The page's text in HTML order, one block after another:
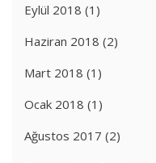
Eylül 2018 (1)
Haziran 2018 (2)
Mart 2018 (1)
Ocak 2018 (1)
Ağustos 2017 (2)